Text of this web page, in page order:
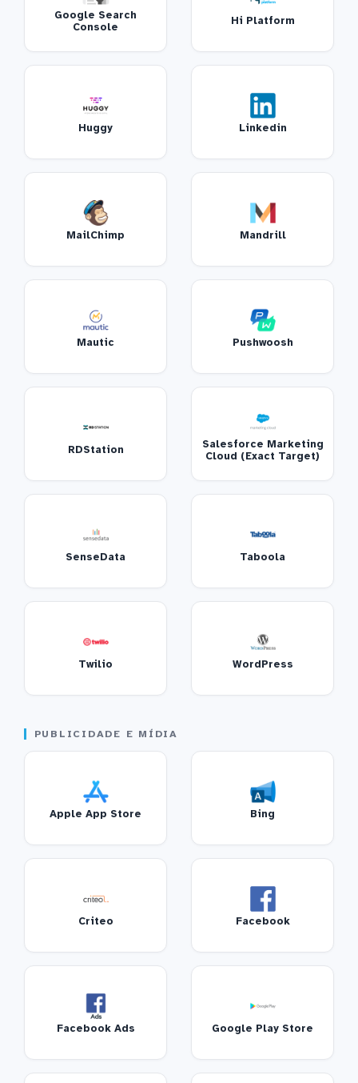
Google Search
Console
Hi Platform
Huggy Linkedin
MailChimp Mandrill
Mautic Pushwoosh
RDStation
Salesforce Marketing
Cloud (Exact Target)
SenseData Taboola
Twilio WordPress
PUBLICIDADE E MÍDIA
Apple App Store Bing
Criteo Facebook
Facebook Ads Google Play Store